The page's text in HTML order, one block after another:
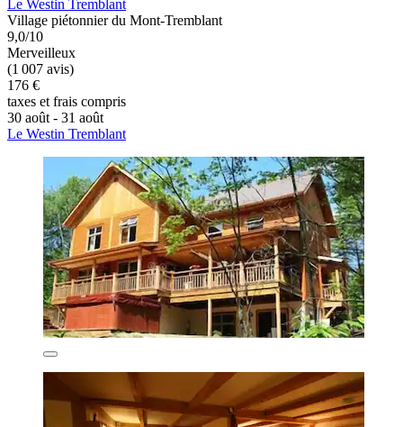
Le Westin Tremblant
Village piétonnier du Mont-Tremblant
9,0/10
Merveilleux
(1 007 avis)
176 €
taxes et frais compris
30 août - 31 août
Le Westin Tremblant